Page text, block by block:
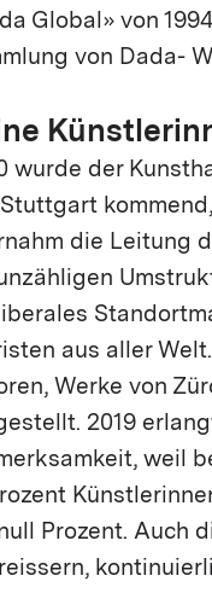
Global» von
von Dada-
wurde der
kommend,
die Leitung
aus aller
Werke von
2019
weil
Prozent. Auch